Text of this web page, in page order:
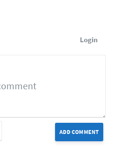
Login
ADD COMMENT